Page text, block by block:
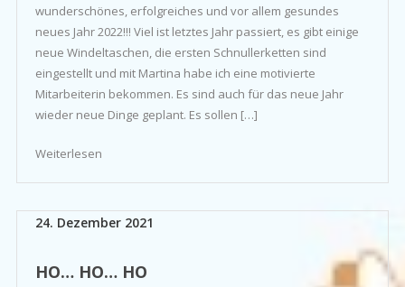
wunderschönes, erfolgreiches und vor allem gesundes
neues Jahr 2022!!! Viel ist letztes Jahr passiert, es gibt einige
neue Windeltaschen, die ersten Schnullerketten sind
eingestellt und mit Martina habe ich eine motivierte
Mitarbeiterin bekommen. Es sind auch für das neue Jahr
wieder neue Dinge geplant. Es sollen […]
Weiterlesen
24. Dezember 2021
HO… HO… HO